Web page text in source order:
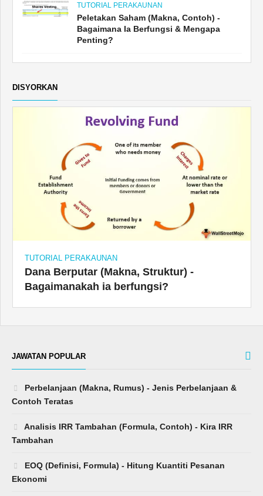
TUTORIAL PERAKAUNAN
Peletakan Saham (Makna, Contoh) -
Bagaimana Ia Berfungsi & Mengapa
Penting?
DISYORKAN
TUTORIAL PERAKAUNAN
Dana Berputar (Makna, Struktur) -
Bagaimanakah ia berfungsi?
JAWATAN POPULAR
Perbelanjaan (Makna, Rumus) - Jenis Perbelanjaan &
Contoh Teratas
Analisis IRR Tambahan (Formula, Contoh) - Kira IRR
Tambahan
EOQ (Definisi, Formula) - Hitung Kuantiti Pesanan
Ekonomi